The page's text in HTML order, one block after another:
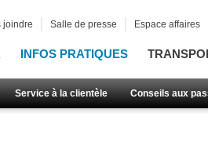
INFOS PRATIQUES
Service à la clientèle Conseils aux
joindre Salle de presse Espace affaires